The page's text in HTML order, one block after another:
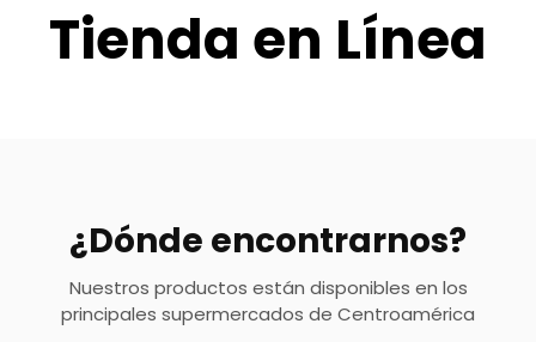
Tienda en Línea
¿Dónde encontrarnos?
Nuestros productos están disponibles en los
principales supermercados de Centroamérica